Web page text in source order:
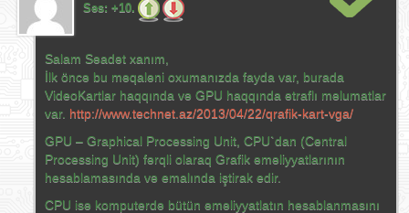
Səs: +10.
Salam Səadət xanım,
İlk öncə bu məqaləni oxumanızda fayda var, burada
VideoKartlar haqqında və GPU haqqında ətraflı məlumatlar
var. http://www.technet.az/2013/04/22/qrafik-kart-vga/
GPU – Graphical Processing Unit, CPU`dan (Central
Processing Unit) fərqli olaraq Grafik əməliyyatlarının
hesablamasında və emalında iştirak edir.
CPU isə komputerdə bütün əməliyyatlatın hesablanmasını